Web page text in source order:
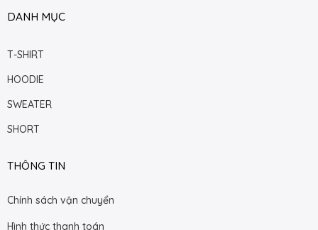
DANH MỤC
T-SHIRT
HOODIE
SWEATER
SHORT
THÔNG TIN
Chính sách vận chuyển
Hình thức thanh toán